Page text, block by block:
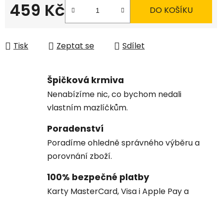
459 Kč DO KOŠÍKU
Tisk Zeptat se Sdílet
Špičková krmiva
Nenabízíme nic, co bychom nedali
vlastním mazlíčkům.
Poradenství
Poradíme ohledně správného výběru a
porovnání zboží.
100% bezpečné platby
Karty MasterCard, Visa i Apple Pay a